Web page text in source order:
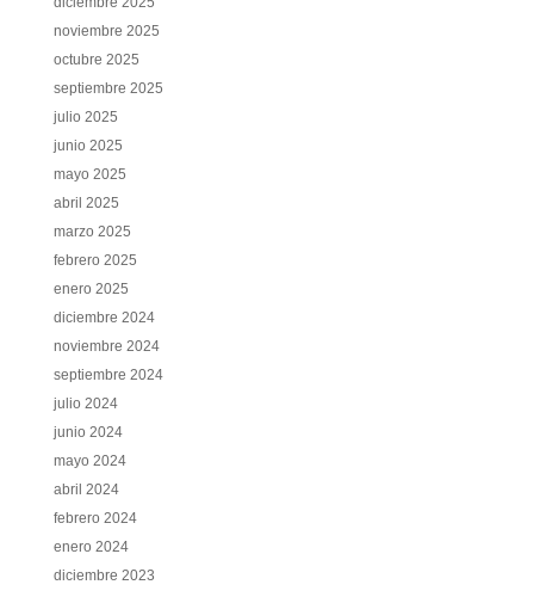
noviembre 2025
octubre 2025
septiembre 2025
julio 2025
junio 2025
mayo 2025
abril 2025
marzo 2025
febrero 2025
enero 2025
diciembre 2024
noviembre 2024
septiembre 2024
julio 2024
junio 2024
mayo 2024
abril 2024
febrero 2024
enero 2024
diciembre 2023